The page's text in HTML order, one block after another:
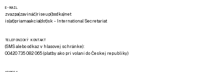
E-MAIL
zvazpa(zavináč)riseup(bodka)net
is(at)priamaakcia(dot)sk - International Secretariat
TELEFONICKÝ KONTAKT
(SMS alebo odkaz v hlasovej schránke):
00420 735 082 065 (platby ako pri volaní do Českej republiky)